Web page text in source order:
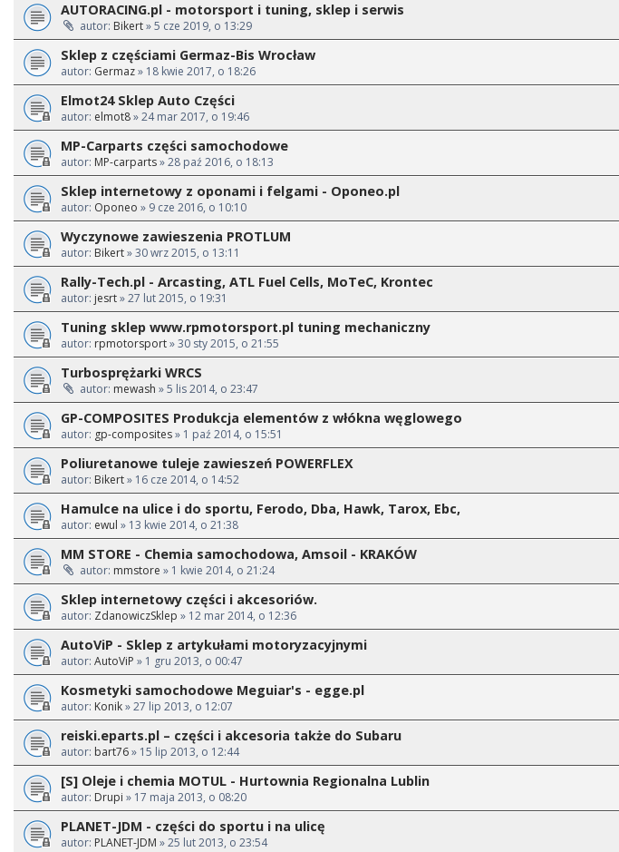
AUTORACING.pl - motorsport i tuning, sklep i serwis
autor: Bikert» 5 cze 2019, o 13:29
Sklep z częściami Germaz-Bis Wrocław
autor: Germaz» 18 kwie 2017, o 18:26
Elmot24 Sklep Auto Części
autor: elmot8» 24 mar 2017, o 19:46
MP-Carparts części samochodowe
autor: MP-carparts» 28 paź 2016, o 18:13
Sklep internetowy z oponami i felgami - Oponeo.pl
autor: Oponeo » 9 cze 2016, o 10:10
Wyczynowe zawieszenia PROTLUM
autor: Bikert» 30 wrz 2015, o 13:11
Rally-Tech.pl - Arcasting, ATL Fuel Cells, MoTeC, Krontec
autor: jesrt» 27 lut 2015, o 19:31
Tuning sklep www.rpmotorsport.pl tuning mechaniczny
autor: rpmotorsport» 30 sty 2015, o 21:55
Turbosprężarki WRCS
autor: mewash » 5 lis 2014, o 23:47
GP-COMPOSITES Produkcja elementów z włókna węglowego
autor: gp-composites» 1 paź 2014, o 15:51
Poliuretanowe tuleje zawieszeń POWERFLEX
autor: Bikert» 16 cze 2014, o 14:52
Hamulce na ulice i do sportu, Ferodo, Dba, Hawk, Tarox, Ebc,
autor: ewul » 13 kwie 2014, o 21:38
MM STORE - Chemia samochodowa, Amsoil - KRAKÓW
autor: mmstore » 1 kwie 2014, o 21:24
Sklep internetowy części i akcesoriów.
autor: ZdanowiczSklep » 12 mar 2014, o 12:36
AutoViP - Sklep z artykułami motoryzacyjnymi
autor: AutoViP » 1 gru 2013, o 00:47
Kosmetyki samochodowe Meguiar's - egge.pl
autor: Konik» 27 lip 2013, o 12:07
reiski.eparts.pl – części i akcesoria także do Subaru
autor: bart76» 15 lip 2013, o 12:44
[S] Oleje i chemia MOTUL - Hurtownia Regionalna Lublin
autor: Drupi » 17 maja 2013, o 08:20
PLANET-JDM - części do sportu i na ulicę
autor: PLANET-JDM » 25 lut 2013, o 23:54